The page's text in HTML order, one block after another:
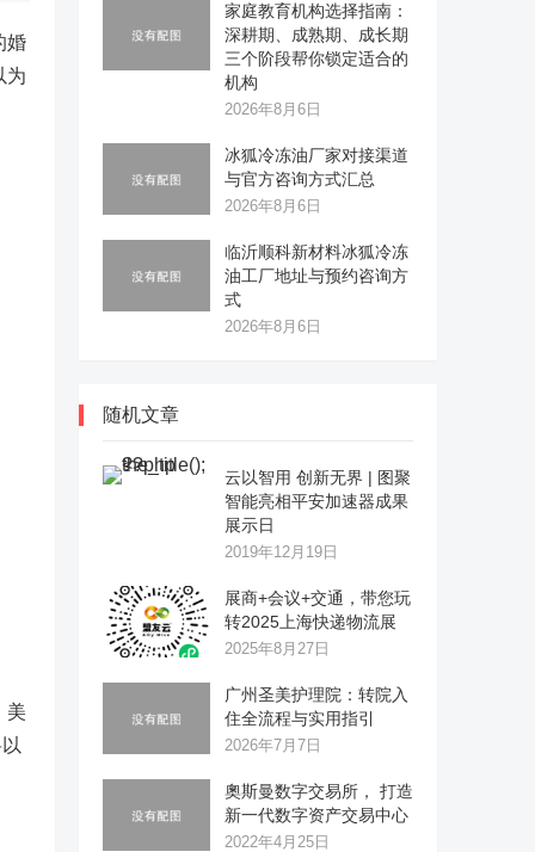
婚
为
美
家庭教育机构选择指南：
深耕期、成熟期、成长期
三个阶段帮你锁定适合的
机构
2026年8月6日
冰狐冷冻油厂家对接渠道
与官方咨询方式汇总
2026年8月6日
临沂顺科新材料冰狐冷冻
油工厂地址与预约咨询方
式
2026年8月6日
随机文章
云以智用 创新无界 | 图聚
智能亮相平安加速器成果
展示日
2019年12月19日
展商+会议+交通，带您玩
转2025上海快递物流展
2025年8月27日
广州圣美护理院：转院入
住全流程与实用指引
2026年7月7日
奧斯曼数字交易所， 打造
新一代数字资产交易中心
2022年4月25日